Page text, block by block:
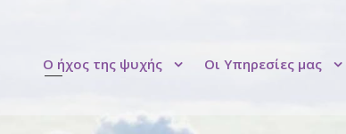
Ο ήχος της ψυχής Οι Υπηρεσίες μας